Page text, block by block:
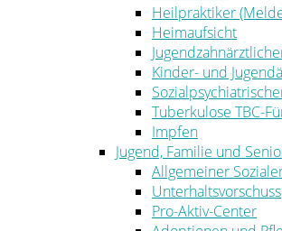
Heilpraktiker
Heimaufsicht
Kinder- und
Tuberkulose TBC-
Impfen
Jugend, Familie und
Allgemeiner
Unterhaltsvorschuss
Pro-Aktiv-Center